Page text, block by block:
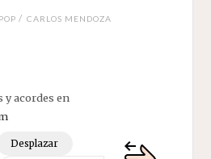
/ CARLOS MENDOZA
y acordes en
Desplazar